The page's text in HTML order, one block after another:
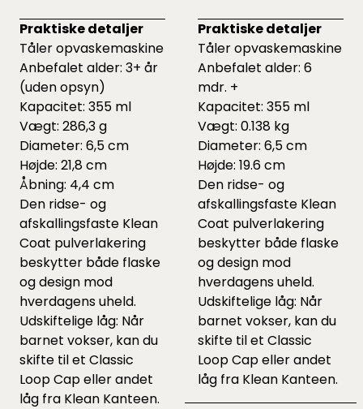
Praktiske detaljer
Tåler opvaskemaskine
Anbefalet alder: 3+ år
(uden opsyn)
Kapacitet: 355 ml
Vægt: 286,3 g
Diameter: 6,5 cm
Højde: 21,8 cm
Åbning: 4,4 cm
Den ridse- og
afskallingsfaste Klean
Coat pulverlakering
beskytter både flaske
og design mod
hverdagens uheld.
Udskiftelige låg: Når
barnet vokser, kan du
skifte til et Classic
Loop Cap eller andet
låg fra Klean Kanteen.
Praktiske detaljer
Tåler opvaskemaskine
Anbefalet alder: 6
mdr. +
Kapacitet: 355 ml
Vægt: 0.138 kg
Diameter: 6,5 cm
Højde: 19.6 cm
Den ridse- og
afskallingsfaste Klean
Coat pulverlakering
beskytter både flaske
og design mod
hverdagens uheld.
Udskiftelige låg: Når
barnet vokser, kan du
skifte til et Classic
Loop Cap eller andet
låg fra Klean Kanteen.